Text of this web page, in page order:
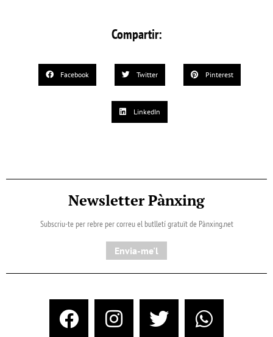
Compartir:
Facebook Twitter Pinterest
LinkedIn
Newsletter Pànxing
Subscriu-te per rebre per correu el butlletí gratuït de Pànxing.net​
Envia-me'l